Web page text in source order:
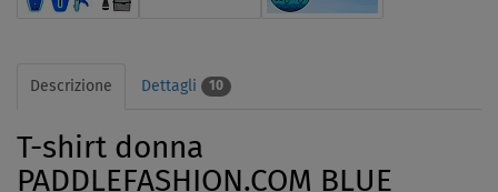
Descrizione Dettagli 10
T-shirt donna
PADDLEFASHION.COM BLUE